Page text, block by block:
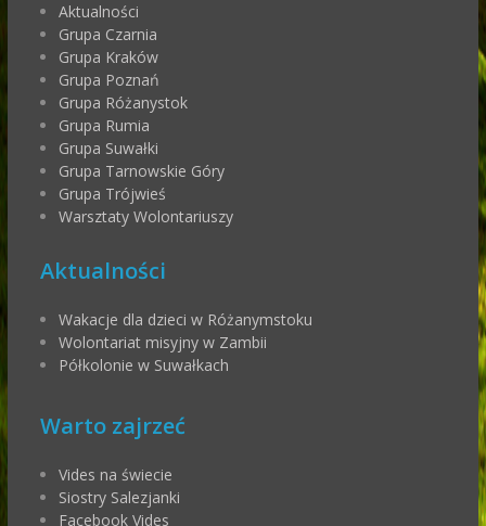
Aktualności
Grupa Czarnia
Grupa Kraków
Grupa Poznań
Grupa Różanystok
Grupa Rumia
Grupa Suwałki
Grupa Tarnowskie Góry
Grupa Trójwieś
Warsztaty Wolontariuszy
Aktualności
Wakacje dla dzieci w Różanymstoku
Wolontariat misyjny w Zambii
Półkolonie w Suwałkach
Warto zajrzeć
Vides na świecie
Siostry Salezjanki
Facebook Vides